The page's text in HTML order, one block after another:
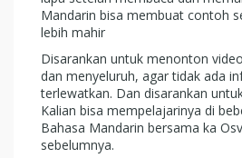
Mandarin bisa membuat contoh
lebih mahir
Disarankan untuk menonton
dan menyeluruh, agar tidak ada
terlewatkan. Dan disarankan
Kalian bisa mempelajarinya di
Bahasa Mandarin bersama ka
sebelumnya.